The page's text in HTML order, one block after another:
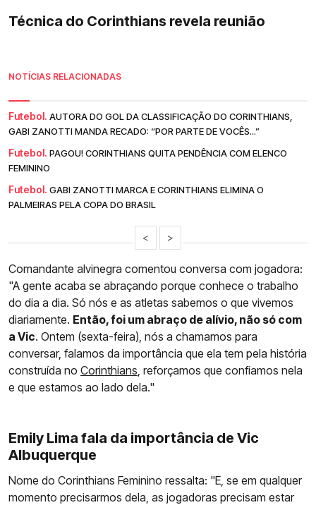
Técnica do Corinthians revela reunião
NOTÍCIAS RELACIONADAS
Futebol. AUTORA DO GOL DA CLASSIFICAÇÃO DO CORINTHIANS,
GABI ZANOTTI MANDA RECADO: “POR PARTE DE VOCÊS...”
Futebol. PAGOU! CORINTHIANS QUITA PENDÊNCIA COM ELENCO
FEMININO
Futebol. GABI ZANOTTI MARCA E CORINTHIANS ELIMINA O
PALMEIRAS PELA COPA DO BRASIL
< >
Comandante alvinegra comentou conversa com jogadora:
"A gente acaba se abraçando porque conhece o trabalho
do dia a dia. Só nós e as atletas sabemos o que vivemos
diariamente. Então, foi um abraço de alívio, não só com
a Vic. Ontem (sexta-feira), nós a chamamos para
conversar, falamos da importância que ela tem pela história
construída no Corinthians , reforçamos que confiamos nela
e que estamos ao lado dela."
Emily Lima fala da importância de Vic
Albuquerque
Nome do Corinthians Feminino ressalta: "E, se em qualquer
momento precisarmos dela, as jogadoras precisam estar